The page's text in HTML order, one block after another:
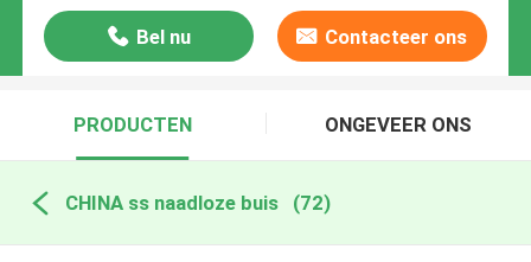
Bel nu Contacteer ons
PRODUCTEN ONGEVEER ONS
CHINA ss naadloze buis (72)